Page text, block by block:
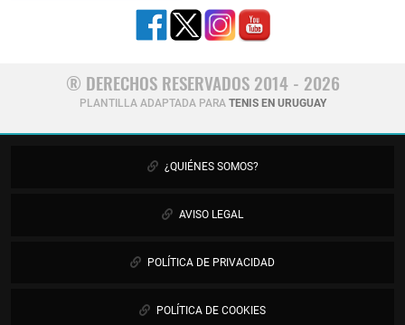
® DERECHOS RESERVADOS 2014 - 2026
PLANTILLA ADAPTADA PARA TENIS EN URUGUAY
¿QUIÉNES SOMOS?
AVISO LEGAL
POLÍTICA DE PRIVACIDAD
POLÍTICA DE COOKIES